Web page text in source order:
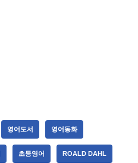
영어도서 영어동화
초등영어 ROALD DAHL